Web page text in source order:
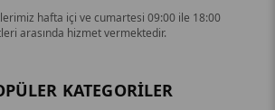
hafta içi ve cumartesi 09:00 ile 18:00
arasında hizmet vermektedir.
KATEGORILER